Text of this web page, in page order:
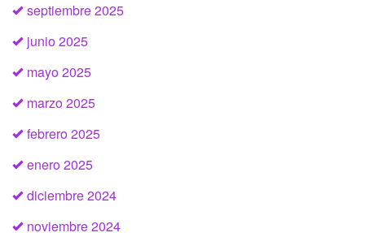
septiembre 2025
junio 2025
mayo 2025
marzo 2025
febrero 2025
enero 2025
diciembre 2024
noviembre 2024